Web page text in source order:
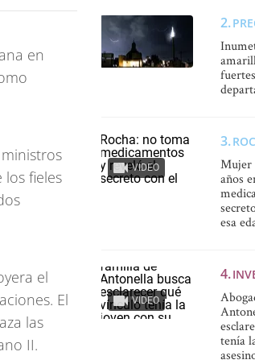
en
fieles
el
El
las
II.
VIDEO
Mujer
años
esa
VIDEO
tenía